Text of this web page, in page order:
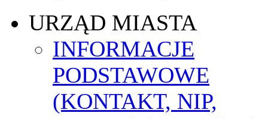
URZĄD MIASTA
INFORMACJE
PODSTAWOWE
(KONTAKT, NIP,